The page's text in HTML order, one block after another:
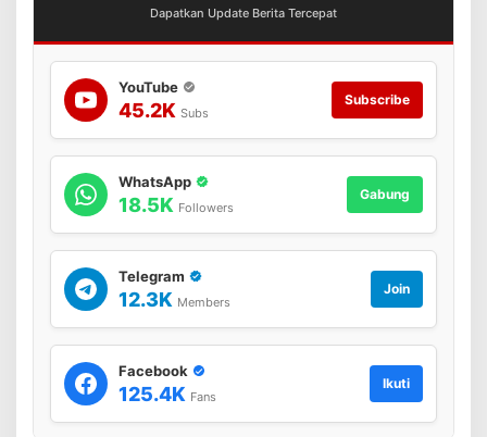
Dapatkan Update Berita Tercepat
YouTube
45.2K Subs
Subscribe
WhatsApp
18.5K Followers
Gabung
Telegram
12.3K Members
Join
Facebook
125.4K Fans
Ikuti